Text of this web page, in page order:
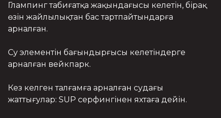
Глампинг табиғатқа жақындағысы келетін, бірақ
өзін жайлылықтан бас тартпайтындарға
арналған.
Су элементін бағындырғысы келетіндерге
арналған вейкпарк.
Кез келген талғамға арналған судағы
жаттығулар: SUP серфингінен яхтаға дейін.